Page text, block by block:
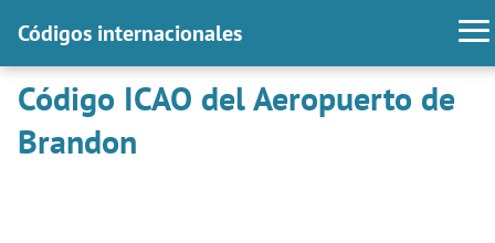
Códigos internacionales
Código ICAO del Aeropuerto de
Brandon